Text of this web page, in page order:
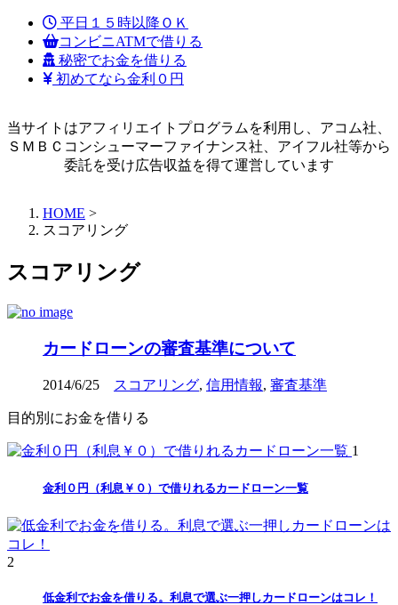
平日１５時以降ＯＫ
コンビニATMで借りる
秘密でお金を借りる
初めてなら金利０円
当サイトはアフィリエイトプログラムを利用し、アコム社、
ＳＭＢＣコンシューマーファイナンス社、アイフル社等から
委託を受け広告収益を得て運営しています
HOME >
スコアリング
スコアリング
カードローンの審査基準について
2014/6/25 スコアリング, 信用情報, 審査基準
目的別にお金を借りる
1
金利０円（利息￥０）で借りれるカードローン一覧
2
低金利でお金を借りる。利息で選ぶ一押しカードローンはコレ！